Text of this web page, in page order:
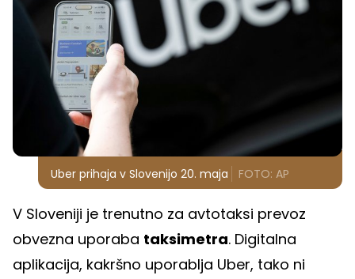
Uber prihaja v Slovenijo 20. maja FOTO: AP
V Sloveniji je trenutno za avtotaksi prevoz
obvezna uporaba taksimetra. Digitalna
aplikacija, kakršno uporablja Uber, tako ni